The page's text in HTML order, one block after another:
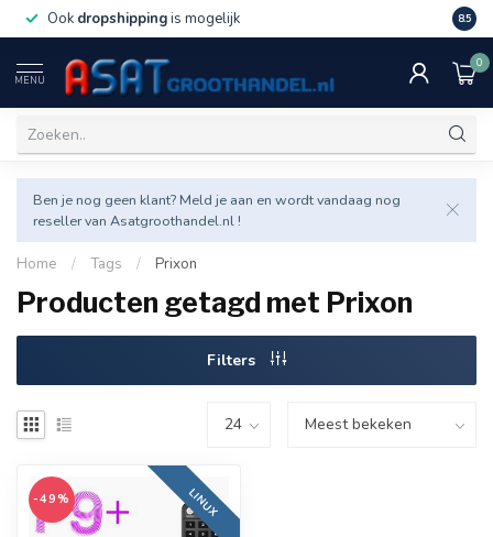
Ook dropshippingis mogelijk Veel
8.5
MENU
0
Ben je nog geen klant? Meld je aan en wordt vandaag nog
reseller van Asatgroothandel.nl !
Home / Tags / Prixon
Producten getagd met Prixon
Filters
LINUX
-49%